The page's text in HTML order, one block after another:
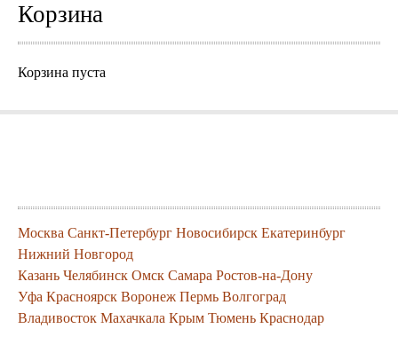
Корзина
Корзина пуста
Москва Санкт-Петербург Новосибирск Екатеринбург
Нижний Новгород
Казань Челябинск Омск Самара Ростов-на-Дону
Уфа Красноярск Воронеж Пермь Волгоград
Владивосток Махачкала Крым Тюмень Краснодар